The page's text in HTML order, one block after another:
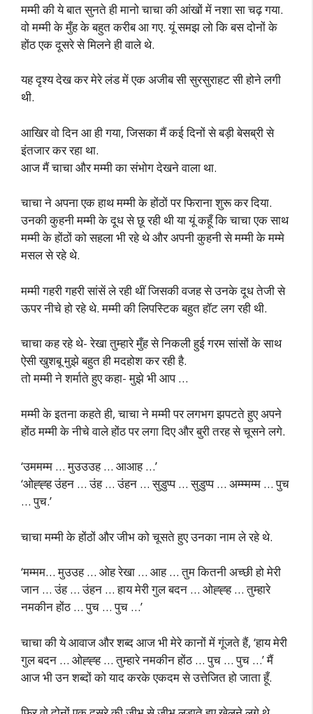
मम्मी की ये बात सुनते ही मानो चाचा की आंखों में नशा सा चढ़ गया.
वो मम्मी के मुँह के बहुत करीब आ गए. यूं समझ लो कि बस दोनों के
होंठ एक दूसरे से मिलने ही वाले थे.
यह दृश्य देख कर मेरे लंड में एक अजीब सी सुरसुराहट सी होने लगी
थी.
आखिर वो दिन आ ही गया, जिसका मैं कई दिनों से बड़ी बेसब्री से
इंतजार कर रहा था.
आज मैं चाचा और मम्मी का संभोग देखने वाला था.
चाचा ने अपना एक हाथ मम्मी के होंठों पर फिराना शुरू कर दिया.
उनकी कुहनी मम्मी के दूध से छू रही थी या यूं कहूँ कि चाचा एक साथ
मम्मी के होंठों को सहला भी रहे थे और अपनी कुहनी से मम्मी के मम्मे
मसल से रहे थे.
मम्मी गहरी गहरी सांसें ले रही थीं जिसकी वजह से उनके दूध तेजी से
ऊपर नीचे हो रहे थे. मम्मी की लिपस्टिक बहुत हॉट लग रही थी.
चाचा कह रहे थे- रेखा तुम्हारे मुँह से निकली हुई गरम सांसों के साथ
ऐसी खुशबू मुझे बहुत ही मदहोश कर रही है.
तो मम्मी ने शर्माते हुए कहा- मुझे भी आप …
मम्मी के इतना कहते ही, चाचा ने मम्मी पर लगभग झपटते हुए अपने
होंठ मम्मी के नीचे वाले होंठ पर लगा दिए और बुरी तरह से चूसने लगे.
‘उममम्म … मुउउउह … आआह …’
‘ओह्ह्ह उंहन … उंह … उंहन … सुडुप्प … सुडुप्प … अम्म्मम्म … पुच
… पुच.’
चाचा मम्मी के होंठों और जीभ को चूसते हुए उनका नाम ले रहे थे.
‘मम्मम… मुउउह … ओह रेखा … आह … तुम कितनी अच्छी हो मेरी
जान … उंह … उंहन … हाय मेरी गुल बदन … ओह्ह्ह … तुम्हारे
नमकीन होंठ … पुच … पुच …’
चाचा की ये आवाज और शब्द आज भी मेरे कानों में गूंजते हैं, ‘हाय मेरी
गुल बदन … ओह्ह्ह … तुम्हारे नमकीन होंठ … पुच … पुच …’ मैं
आज भी उन शब्दों को याद करके एकदम से उत्तेजित हो जाता हूँ.